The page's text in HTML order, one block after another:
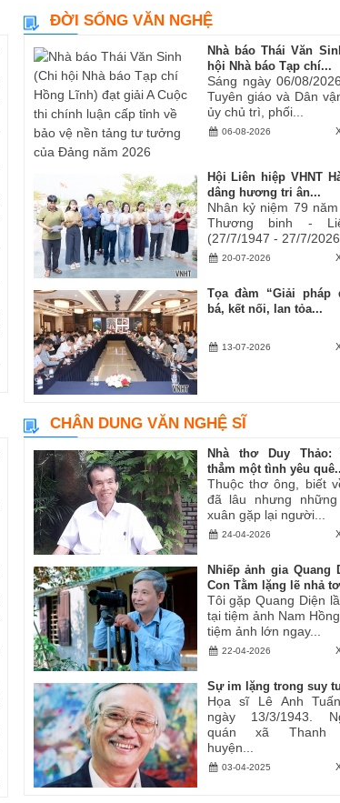
ĐỜI SỐNG VĂN NGHỆ
Nhà báo Thái Văn
hội Nhà báo Tạp chí...
Sáng ngày 06/08/
Tuyên giáo và Dân
ủy chủ trì, phối...
06-08-2026
Hội Liên hiệp VHNT
dâng hương tri ân...
Nhân kỷ niệm 79
Thương binh -
(27/7/1947 - 27/7/
20-07-2026
Tọa đàm “Giải pháp
bá, kết nối, lan tỏa...
13-07-2026
CHÂN DUNG VĂN NGHỆ SĨ
Nhà thơ Duy Thảo:
thẳm một tình yêu
Thuộc thơ ông, biết
đã lâu nhưng
xuân gặp lại người...
24-04-2026
Nhiếp ảnh gia Quang
Con Tằm lặng lẽ nhả tơ
Tôi gặp Quang Diện
tại tiệm ảnh Nam
tiệm ảnh lớn ngay...
22-04-2026
Sự im lặng trong suy
Họa sĩ Lê Anh
ngày 13/3/1943.
quán xã Thanh
huyện...
03-04-2025